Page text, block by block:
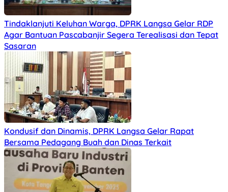
Tindaklanjuti Keluhan Warga, DPRK Langsa Gelar RDP
Agar Bantuan Pascabanjir Segera Terealisasi dan Tepat
Sasaran
Kondusif dan Dinamis, DPRK Langsa Gelar Rapat
Bersama Pedagang Buah dan Dinas Terkait